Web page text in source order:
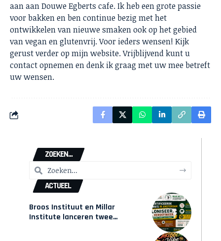
aan aan Douwe Egberts cafe. Ik heb een grote passie
voor bakken en ben continue bezig met het
ontwikkelen van nieuwe smaken ook op het gebied
van vegan en glutenvrij. Voor ieders wensen! Kijk
gerust verder op mijn website. Vrijblijvend kunt u
contact opnemen en denk ik graag met uw mee betreft
uw wensen.
ZOEKEN...
ACTUEEL
Broos Instituut en Millar
Institute lanceren twee